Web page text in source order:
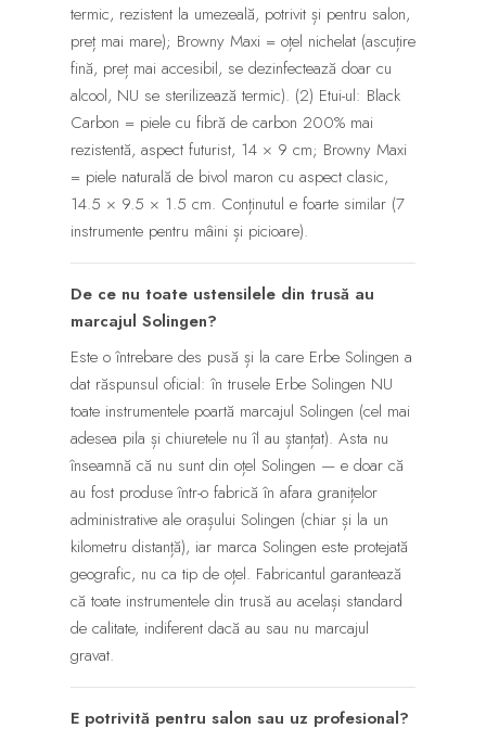
termic, rezistent la umezeală, potrivit și pentru salon,
preț mai mare); Browny Maxi = oțel nichelat (ascuțire
fină, preț mai accesibil, se dezinfectează doar cu
alcool, NU se sterilizează termic). (2) Etui-ul: Black
Carbon = piele cu fibră de carbon 200% mai
rezistentă, aspect futurist, 14 × 9 cm; Browny Maxi
= piele naturală de bivol maron cu aspect clasic,
14.5 × 9.5 × 1.5 cm. Conținutul e foarte similar (7
instrumente pentru mâini și picioare).
De ce nu toate ustensilele din trusă au
marcajul Solingen?
Este o întrebare des pusă și la care Erbe Solingen a
dat răspunsul oficial: în trusele Erbe Solingen NU
toate instrumentele poartă marcajul Solingen (cel mai
adesea pila și chiuretele nu îl au ștanțat). Asta nu
înseamnă că nu sunt din oțel Solingen — e doar că
au fost produse într-o fabrică în afara granițelor
administrative ale orașului Solingen (chiar și la un
kilometru distanță), iar marca Solingen este protejată
geografic, nu ca tip de oțel. Fabricantul garantează
că toate instrumentele din trusă au același standard
de calitate, indiferent dacă au sau nu marcajul
gravat.
E potrivită pentru salon sau uz profesional?